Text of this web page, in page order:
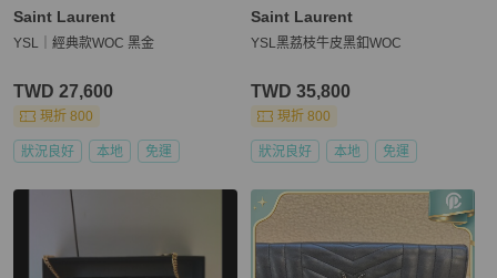
Saint Laurent
YSL｜經典款WOC 黑金
TWD 27,600
現折 800
狀況良好 本地 免運
Saint Laurent
YSL黑荔枝牛皮黑釦WOC
TWD 35,800
現折 800
狀況良好 本地 免運